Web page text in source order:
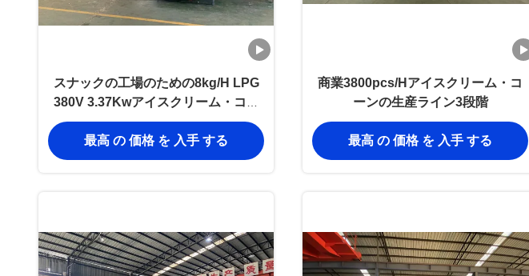
スナックの工場のための8kg/H LPG
380V 3.37Kwアイスクリーム・コー
ンの焼ける機械
最高 の 価格 を 入手 する
商業3800pcs/Hアイスクリーム・コ
ーンの生産ライン3段階
最高 の 価格 を 入手 する